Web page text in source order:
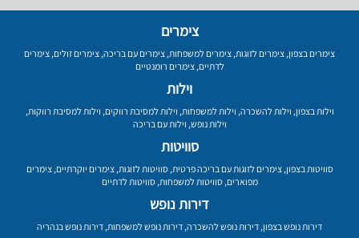
צימרים
צימרים בצפון, צימרים לזוגות, צימרים למשפחות, צימרים עם בריכה, צימרים זולים, צימרים
לדתיים,צימרים רומנטיים
וילות
וילות בצפון, וילות להשכרה, וילות למשפחות, וילות למסיבת רווקים, וילות למסיבת רווקות,
וילות נופש, וילות עם בריכה
סוויטות
סוויטות בצפון,צימרים לזוגות עם בריכה פרטית,סוויטות לזוגות,צימרים יוקרתיים,צימרים
מפוארים,סוויטות למשפחות,סוויטות לדתיים
דירות נופש
דירות נופש בצפון, דירות נופש להשכרה, דירות נופש למשפחות, דירות נופש בנהריה